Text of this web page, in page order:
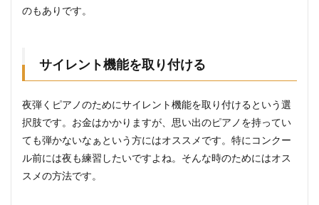
のもありです。
サイレント機能を取り付ける
夜弾くピアノのためにサイレント機能を取り付けるという選
択肢です。お金はかかりますが、思い出のピアノを持ってい
ても弾かないなぁという方にはオススメです。特にコンクー
ル前には夜も練習したいですよね。そんな時のためにはオス
スメの方法です。